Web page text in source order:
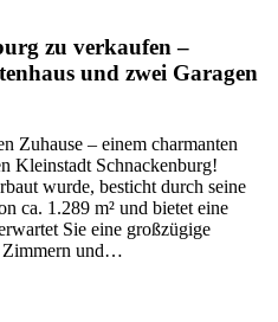
zu verkaufen –
und zwei Garagen
Zuhause – einem charmanten
Kleinstadt Schnackenburg!
wurde, besticht durch seine
ca. 1.289 m² und bietet eine
Sie eine großzügige
und…